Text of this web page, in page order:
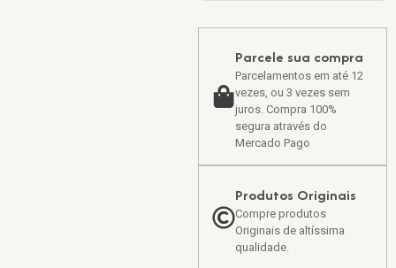
Parcele sua compra
Parcelamentos em até 12
vezes, ou 3 vezes sem
juros. Compra 100%
segura através do
Mercado Pago
Produtos Originais
Compre produtos
Originais de altíssima
qualidade.